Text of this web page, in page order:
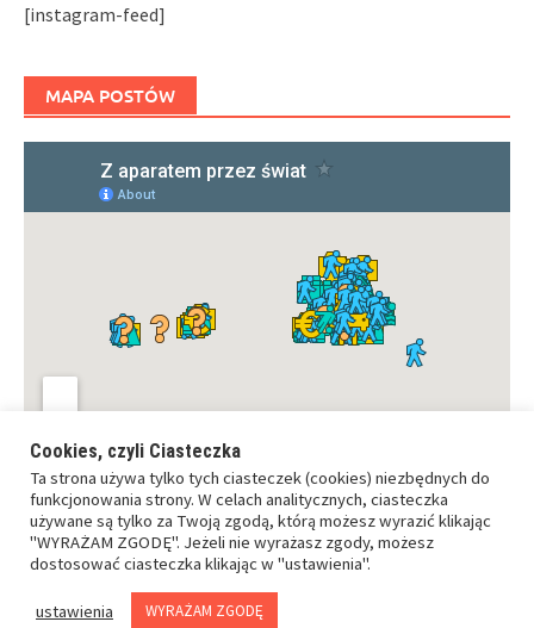
[instagram-feed]
MAPA POSTÓW
Copyrights ©Z aparatem przez świat. All rights reserved.
Cookies, czyli Ciasteczka
Ta strona używa tylko tych ciasteczek (cookies) niezbędnych do
funkcjonowania strony. W celach analitycznych, ciasteczka
używane są tylko za Twoją zgodą, którą możesz wyrazić klikając
"WYRAŻAM ZGODĘ". Jeżeli nie wyrażasz zgody, możesz
dostosować ciasteczka klikając w "ustawienia".
ustawienia WYRAŻAM ZGODĘ